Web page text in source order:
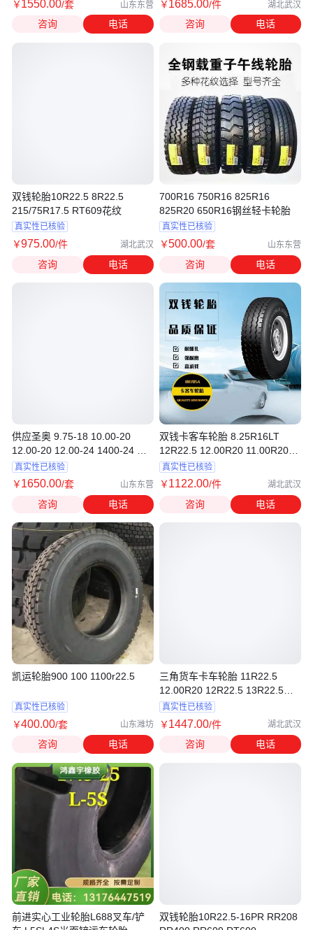
￥1550.00/套 山东东营
咨询 电话
双钱轮胎10R22.5 8R22.5
215/75R17.5 RT609花纹
真实性已核验
￥975.00/件 湖北武汉
咨询 电话
供应圣奥 9.75-18 10.00-20
12.00-20 12.00-24 1400-24 光
面 铲运机轮胎
真实性已核验
￥1650.00/套 山东东营
咨询 电话
凯运轮胎900 100 1100r22.5
真实性已核验
￥400.00/套 山东潍坊
咨询 电话
前进实心工业轮胎L688叉车/铲
￥1685.00/件 湖北武汉
咨询 电话
700R16 750R16 825R16
825R20 650R16钢丝轻卡轮胎
真实性已核验
￥500.00/套 山东东营
咨询 电话
双钱卡客车轮胎 8.25R16LT
12R22.5 12.00R20 11.00R20
RR705A
真实性已核验
￥1122.00/件 湖北武汉
咨询 电话
三角货车卡车轮胎 11R22.5
12.00R20 12R22.5 13R22.5
12R24.5
真实性已核验
￥1447.00/件 湖北武汉
咨询 电话
双钱轮胎10R22.5-16PR RR208